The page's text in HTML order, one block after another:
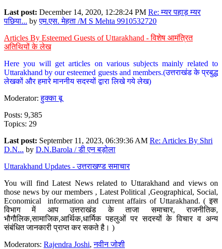
Last post: December 14, 2020, 12:28:24 PM Re: म्यर पहाड़ म्यर
पछिया... byएम.एस. मेहता /M S Mehta 9910532720
Articles By Esteemed Guests of Uttarakhand - विशेष आमंत्रित
अतिथियों के लेख
Here you will get articles on various subjects mainly related to
Uttarakhand by our esteemed guests and members.(उत्तराखंड के प्रबुद्ध
लेखकों और हमारे माननीय सदस्यों द्वारा लिखे गये लेख)
Moderator:हुक्का बू
Posts: 9,385
Topics: 29
Last post: September 11, 2023, 06:39:36 AM Re: Articles By Shri
D.N... by D.N.Barola / डी एन बड़ोला
Uttarakhand Updates - उत्तराखण्ड समाचार
You will find Latest News related to Uttarakhand and views on
those news by our members , Latest Political ,Geographical, Social,
Economical information and current affairs of Uttarakhand. ( इस
विभाग में आप उत्तराखंड के ताजा समाचार, राजनीतिक,
भौगौलिक,सामाजिक,आर्थिक,धार्मिक पहलुओं पर सदस्यों के विचार व अन्य
संबंधित जानकारी प्राप्त कर सकते है। )
Moderators: Rajendra Joshi,नवीन जोशी